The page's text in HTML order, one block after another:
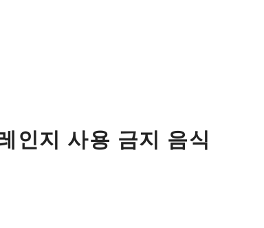
인지 사용 금지 음식